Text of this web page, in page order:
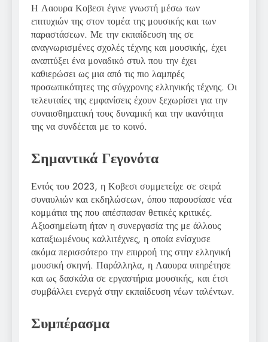
Η Λαουρα Κοβεσι έγινε γνωστή μέσω των
επιτυχιών της στον τομέα της μουσικής και των
παραστάσεων. Με την εκπαίδευση της σε
αναγνωρισμένες σχολές τέχνης και μουσικής, έχει
αναπτύξει ένα μοναδικό στυλ που την έχει
καθιερώσει ως μια από τις πιο λαμπρές
προσωπικότητες της σύγχρονης ελληνικής τέχνης. Οι
τελευταίες της εμφανίσεις έχουν ξεχωρίσει για την
συναισθηματική τους δυναμική και την ικανότητα
της να συνδέεται με το κοινό.
Σημαντικά Γεγονότα
Εντός του 2023, η Κοβεσι συμμετείχε σε σειρά
συναυλιών και εκδηλώσεων, όπου παρουσίασε νέα
κομμάτια της που απέσπασαν θετικές κριτικές.
Αξιοσημείωτη ήταν η συνεργασία της με άλλους
καταξιωμένους καλλιτέχνες, η οποία ενίσχυσε
ακόμα περισσότερο την επιρροή της στην ελληνική
μουσική σκηνή. Παράλληλα, η Λαουρα υπηρέτησε
και ως δασκάλα σε εργαστήρια μουσικής, και έτσι
συμβάλλει ενεργά στην εκπαίδευση νέων ταλέντων.
Συμπέρασμα